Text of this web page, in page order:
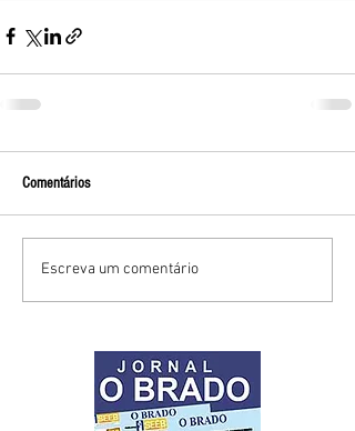
Comentários
Escreva um comentário